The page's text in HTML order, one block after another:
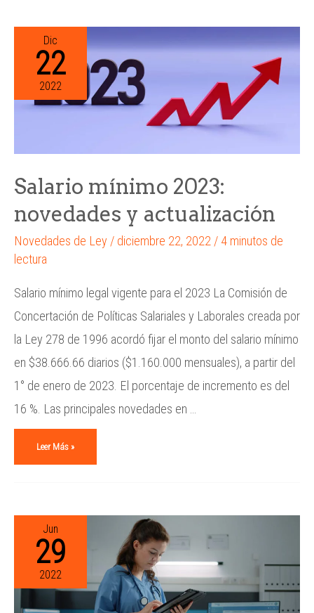
Dic
22
2022
Salario mínimo 2023:
novedades y actualización
Novedades de Ley / diciembre 22, 2022 / 4 minutos de
lectura
Salario mínimo legal vigente para el 2023 La Comisión de
Concertación de Políticas Salariales y Laborales creada por
la Ley 278 de 1996 acordó fijar el monto del salario mínimo
en $38.666.66 diarios ($1.160.000 mensuales), a partir del
1° de enero de 2023. El porcentaje de incremento es del
16 %. Las principales novedades en …
Leer Más »
Jun
29
2022